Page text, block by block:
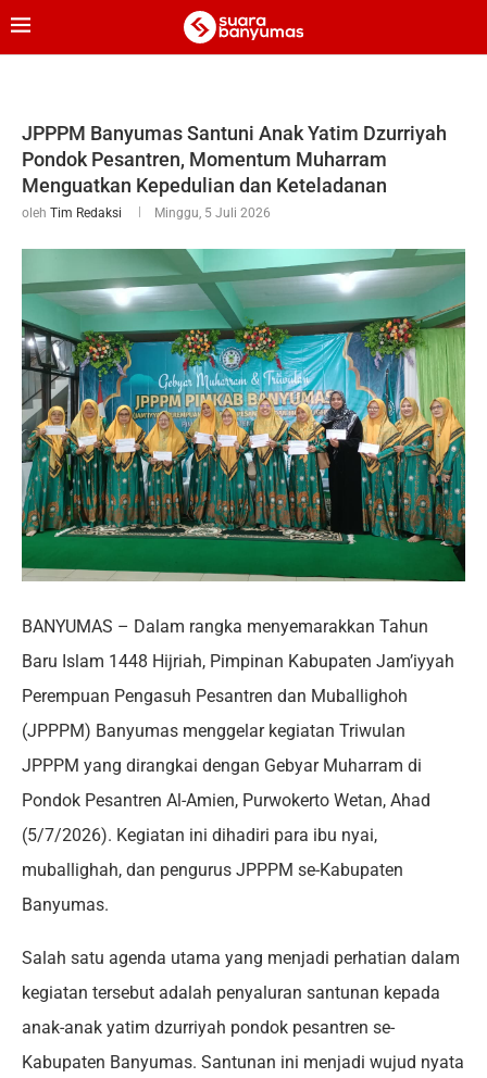
JPPPM Banyumas Santuni Anak Yatim Dzurriyah
Pondok Pesantren, Momentum Muharram
Menguatkan Kepedulian dan Keteladanan
oleh Tim Redaksi Minggu, 5 Juli 2026
BANYUMAS – Dalam rangka menyemarakkan Tahun
Baru Islam 1448 Hijriah, Pimpinan Kabupaten Jam’iyyah
Perempuan Pengasuh Pesantren dan Muballighoh
(JPPPM) Banyumas menggelar kegiatan Triwulan
JPPPM yang dirangkai dengan Gebyar Muharram di
Pondok Pesantren Al-Amien, Purwokerto Wetan, Ahad
(5/7/2026). Kegiatan ini dihadiri para ibu nyai,
muballighah, dan pengurus JPPPM se-Kabupaten
Banyumas.
Salah satu agenda utama yang menjadi perhatian dalam
kegiatan tersebut adalah penyaluran santunan kepada
anak-anak yatim dzurriyah pondok pesantren se-
Kabupaten Banyumas. Santunan ini menjadi wujud nyata